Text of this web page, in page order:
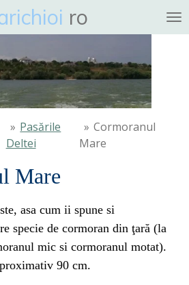
ro
» Pasările
Deltei
» Cormoranul
Mare
Mare
asa cum ii spune si
specie de cormoran din ţară (la
mic si cormoranul motat).
90 cm.